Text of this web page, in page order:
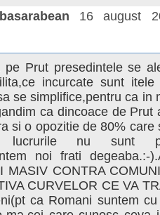
16 august
pe Prut presedintele se
incurcate sunt
se simplifice,pentru ca in
ca dincoace de Prut
si o opozitie de 80% care
lucrurile nu sunt
noi frati degeaba.:-
MASIV CONTRA
CURVELOR CE VA
ca Romani suntem